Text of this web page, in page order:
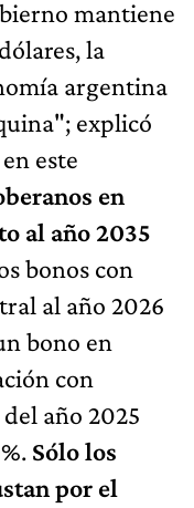
mantiene
la
argentina
explicó
este
en
al año 2035
bonos con
al año 2026
bono en
con
año 2025
Sólo los
por el